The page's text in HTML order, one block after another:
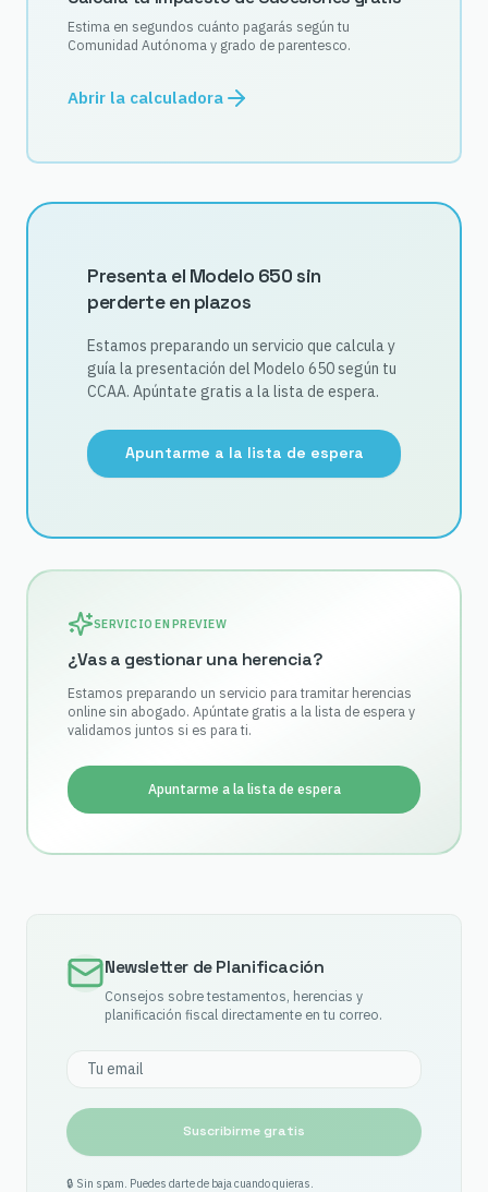
Estima en segundos cuánto pagarás según tu
Comunidad Autónoma y grado de parentesco.
Abrir la calculadora
Presenta el Modelo 650 sin
perderte en plazos
Estamos preparando un servicio que calcula y
guía la presentación del Modelo 650 según tu
CCAA. Apúntate gratis a la lista de espera.
Apuntarme a la lista de espera
SERVICIO EN PREVIEW
¿Vas a gestionar una herencia?
Estamos preparando un servicio para tramitar herencias
online sin abogado. Apúntate gratis a la lista de espera y
validamos juntos si es para ti.
Apuntarme a la lista de espera
Newsletter de Planificación
Consejos sobre testamentos, herencias y
planificación fiscal directamente en tu correo.
Suscribirme gratis
🔒 Sin spam. Puedes darte de baja cuando quieras.